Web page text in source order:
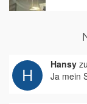
Hansy zu
Ja mein